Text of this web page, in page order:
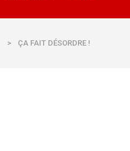
> ÇA FAIT DÉSORDRE !